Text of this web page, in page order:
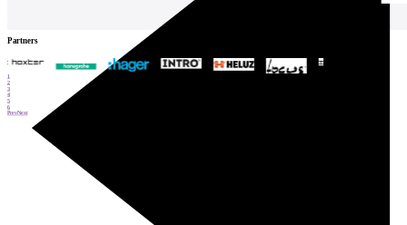
Partners
1
2
3
4
5
6
PrevNext